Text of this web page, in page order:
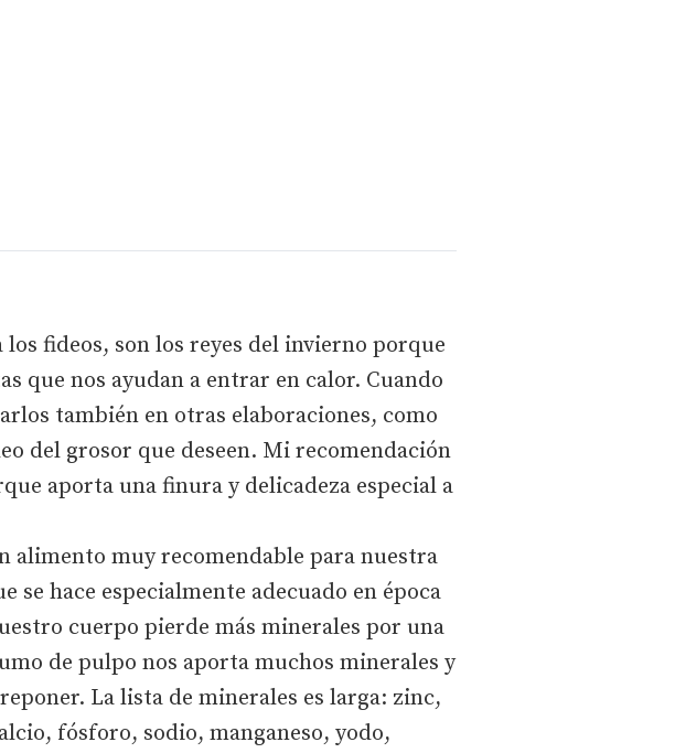
los fideos, son los reyes del invierno porque
que nos ayudan a entrar en calor. Cuando
también en otras elaboraciones, como
del grosor que deseen. Mi recomendación
aporta una finura y delicadeza especial a
alimento muy recomendable para nuestra
se hace especialmente adecuado en época
cuerpo pierde más minerales por una
de pulpo nos aporta muchos minerales y
La lista de minerales es larga: zinc,
fósforo, sodio, manganeso, yodo,